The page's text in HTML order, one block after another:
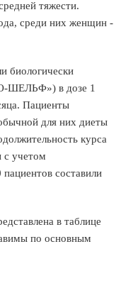
тяжести.
среди них женщин -
биологически
ШЕЛЬФ») в дозе 1
Пациенты
для них диеты
курса
с учетом
составили
в таблице
по основным